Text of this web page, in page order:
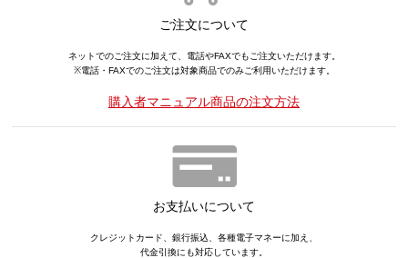
ご注文について
ネットでのご注文に加えて、電話やFAXでもご注文いただけます。
※電話・FAXでのご注文は対象商品でのみご利用いただけます。
購入者マニュアル商品の注文方法
お支払いについて
クレジットカード、銀行振込、各種電子マネーに加え、
代金引換にも対応しています。